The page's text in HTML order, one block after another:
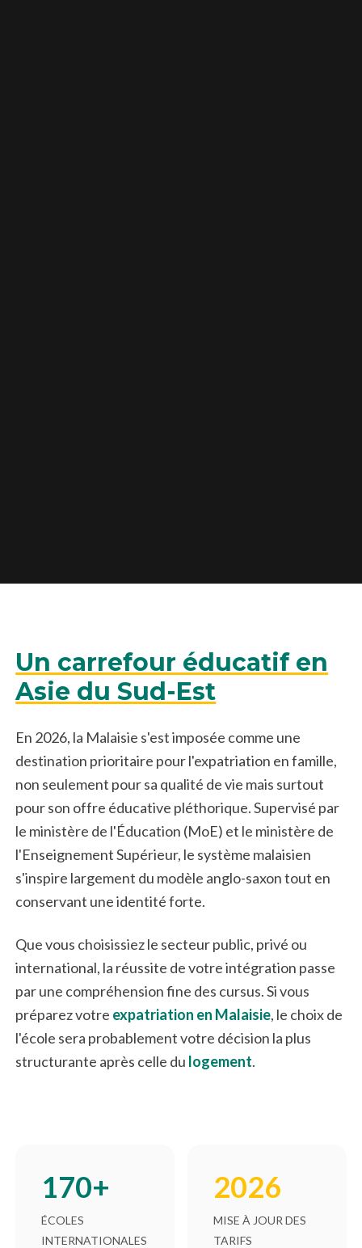
Un carrefour éducatif en
Asie du Sud-Est
En 2026, la Malaisie s'est imposée comme une
destination prioritaire pour l'expatriation en famille,
non seulement pour sa qualité de vie mais surtout
pour son offre éducative pléthorique. Supervisé par
le ministère de l'Éducation (MoE) et le ministère de
l'Enseignement Supérieur, le système malaisien
s'inspire largement du modèle anglo-saxon tout en
conservant une identité forte.
Que vous choisissiez le secteur public, privé ou
international, la réussite de votre intégration passe
par une compréhension fine des cursus. Si vous
préparez votre expatriation en Malaisie, le choix de
l'école sera probablement votre décision la plus
structurante après celle du logement.
170+
ÉCOLES
INTERNATIONALES
2026
MISE À JOUR DES
TARIFS